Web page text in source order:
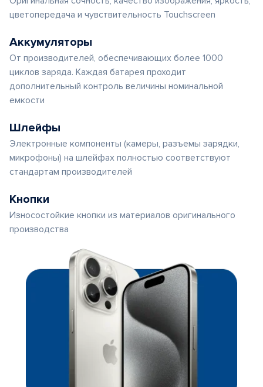
цветопередача и чувствительность Touchscreen
Аккумуляторы
От производителей, обеспечивающих более 1000
циклов заряда. Каждая батарея проходит
дополнительный контроль величины номинальной
емкости
Шлейфы
Электронные компоненты (камеры, разъемы зарядки,
микрофоны) на шлейфах полностью соответствуют
стандартам производителей
Кнопки
Износостойкие кнопки из материалов оригинального
производства